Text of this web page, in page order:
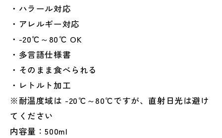
・ハラール対応
・アレルギー対応
・-20℃～80℃ OK
・多言語仕様書
・そのまま食べられる
・レトルト加工
※耐温度域は -20℃～80℃ですが、直射日光は避け
てください
内容量：500ml